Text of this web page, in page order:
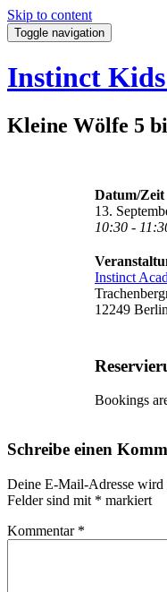
Skip to content
Toggle navigation
Instinct
Kleine Wölfe 5
Datum/Zeit
13.
10:30 -
Instinct
12249 Berlin
Bookings
Schreibe einen
Deine E-Mail-Adresse
Felder sind mit * markiert
Kommentar *